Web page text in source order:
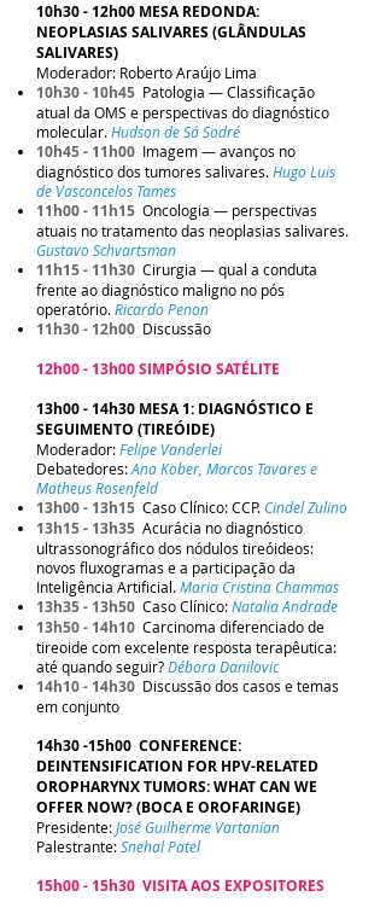
10h30 - 12h00 MESA REDONDA:
NEOPLASIAS SALIVARES (GLÂNDULAS
SALIVARES)
Moderador: Roberto Araújo Lima
10h30 - 10h45 Patologia — Classificação
atual da OMS e perspectivas do diagnóstico
molecular.Hudson de Sá Sodré
10h45 - 11h00 Imagem — avanços no
diagnóstico dos tumores salivares.Hugo Luis
de Vasconcelos Tames
11h00 - 11h15 Oncologia — perspectivas
atuais no tratamento das neoplasias salivares.
Gustavo Schvartsman
11h15 - 11h30 Cirurgia — qual a conduta
frente ao diagnóstico maligno no pós
operatório.Ricardo Penon
11h30 - 12h00 Discussão
12h00 - 13h00 SIMPÓSIO SATÉLITE
13h00 - 14h30 MESA 1: DIAGNÓSTICO E
SEGUIMENTO (TIREÓIDE)
Moderador:Felipe Vanderlei
Debatedores:Ana Kober, Marcos Tavares e
Matheus Rosenfeld
13h00 - 13h15 Caso Clínico: CCP. Cindel Zulino
13h15 - 13h35 Acurácia no diagnóstico
ultrassonográfico dos nódulos tireóideos:
novos fluxogramas e a participação da
Inteligência Artificial.Maria Cristina Chammas
13h35 - 13h50 Caso Clínico:Natalia Andrade
13h50 - 14h10 Carcinoma diferenciado de
tireoide com excelente resposta terapêutica:
até quando seguir?Débora Danilovic
14h10 - 14h30 Discussão dos casos e temas
em conjunto
14h30 -15h00 CONFERENCE:
DEINTENSIFICATION FOR HPV-RELATED
OROPHARYNX TUMORS: WHAT CAN WE
OFFER NOW? (BOCA E OROFARINGE)
Presidente:José Guilherme Vartanian
Palestrante:Snehal Patel
15h00 - 15h30 VISITA AOS EXPOSITORES